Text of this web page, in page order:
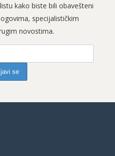
kako biste bili obavešteni
specijalističkim
novostima.